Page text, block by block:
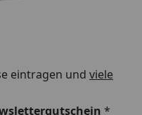
eintragen und viele
*